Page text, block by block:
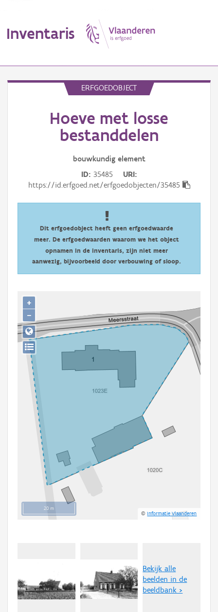
Inventaris
Aanduidingsobject
Gebeurtenis
Downloads
Hergebruik
ERFGOEDOBJECT
Hoeve met losse
bestanddelen
bouwkundig element
ID 35485
URI
https://id.erfgoed.net/erfgoedobjecten/35485
Dit erfgoedobject heeft geen erfgoedwaarde
meer. De erfgoedwaarden waarom we het object
opnamen in de inventaris, zijn niet meer
aanwezig, bijvoorbeeld door verbouwing of sloop.
20 m
©Informatie Vlaanderen
+
−
Bekijk alle
beelden in de
beeldbank >